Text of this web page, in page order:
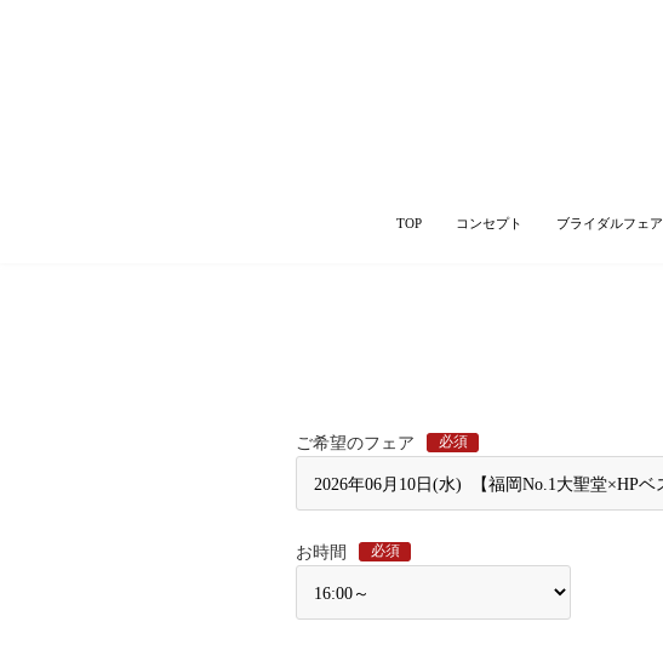
TOP コンセプト ブライダルフェア
ご希望のフェア 必須
お時間 必須